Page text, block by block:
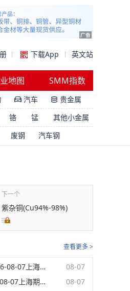
下载App 英文站
地图 SMM指数
 汽车  贵金属
铬 锰
其他小金属
废钢 汽车钢
下一个
紫杂铜(Cu94%-98%)
查看更多 >
【今日上海期货沪铜价格】2026-08-07上海期货交易所夜盘(01:02)期货沪铜收盘价格
08-07
【今日期货国际铜价格】2026-08-07上海期货交易所夜盘(01:02)国际铜期货收盘价格
08-07